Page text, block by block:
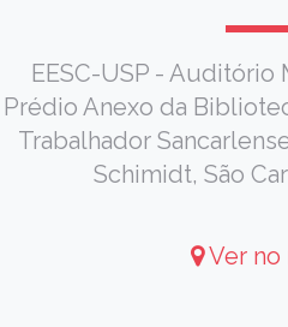
EESC-USP -
Prédio Anexo da
Trabalhador
Schimidt, São
Ver no